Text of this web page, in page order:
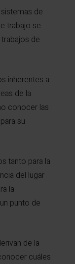
de
trabajo se
de
inherentes a
de la
conocer las
su
tanto para la
del lugar
la
punto de
de la
cuáles